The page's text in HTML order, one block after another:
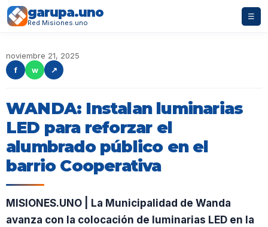
garupa.uno
Red Misiones.uno
☰
noviembre 21, 2025
f
w ↗
WANDA: Instalan luminarias
LED para reforzar el
alumbrado público en el
barrio Cooperativa
MISIONES.UNO | La Municipalidad de Wanda
avanza con la colocación de luminarias LED en la